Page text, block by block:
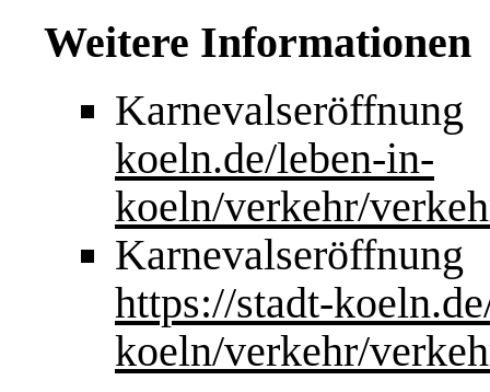
Weitere Informationen
koeln.de/leben-in-
koeln/verkehr/
https://stadt-
koeln/verkehr/